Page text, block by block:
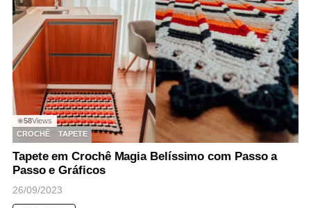
◉58Views
CROCHÊ
TAPETE
Tapete em Crochê Magia Belíssimo com Passo a
Passo e Gráficos
26/09/2023